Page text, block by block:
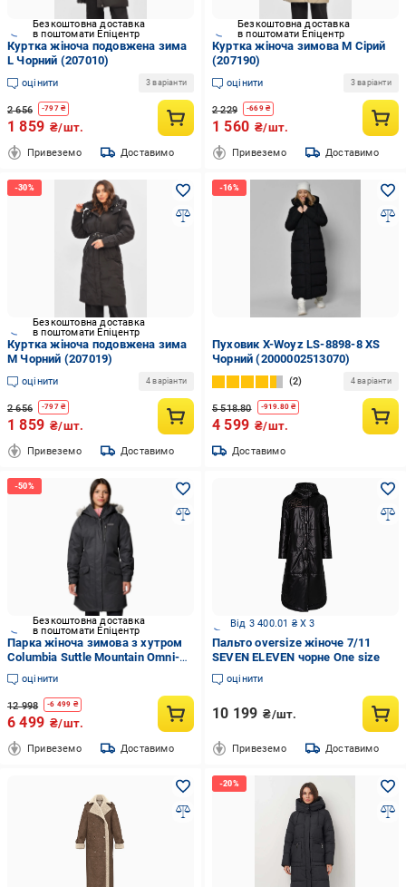
Безкоштовна доставка
в поштомати Епіцентр
Куртка жіноча подовжена зима
L Чорний (207010)
оцінити 3 варіанти
2 656 -797₴
1 859 ₴/шт.
Привеземо Доставимо
Безкоштовна доставка
в поштомати Епіцентр
Куртка жіноча зимова M Сірий
(207190)
оцінити 3 варіанти
2 229 -669₴
1 560 ₴/шт.
Привеземо Доставимо
Безкоштовна доставка
в поштомати Епіцентр
Куртка жіноча подовжена зима
M Чорний (207019)
оцінити 4 варіанти
2 656 -797₴
1 859 ₴/шт.
Привеземо Доставимо
Пуховик X-Woyz LS-8898-8 XS
Чорний (2000002513070)
2 4 варіанти
5 518.80 -919.80₴
4 599 ₴/шт.
Доставимо
Безкоштовна доставка
в поштомати Епіцентр
Парка жіноча зимова з хутром
Columbia Suttle Mountain Omni-
Shield Omni-Heat L Чорний
(1799751011)
оцінити
12 998 -6 499 ₴
6 499 ₴/шт.
Привеземо Доставимо
Від 3 400.01 ₴ X 3
Пальто oversize жіноче 7/11
SEVEN ELEVEN чорне One size
оцінити
10 199 ₴/шт.
Привеземо Доставимо